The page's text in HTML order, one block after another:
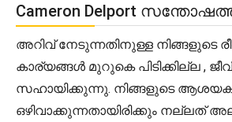
Cameron Delport
അറിവ് നേടുന്നതിനുള്ള നിങ്ങളുടെ
കാര്യങ്ങൾ മുറുകെ പിടിക്കില്ല ,
സഹായിക്കുന്നു. നിങ്ങളുടെ
ഒഴിവാക്കുന്നതായിരിക്കും നല്ലത്